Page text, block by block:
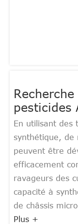
pesticides
En utilisant des
synthétique, de
peuvent être
efficacement
ravageurs des
capacité à
de châssis
Plus +